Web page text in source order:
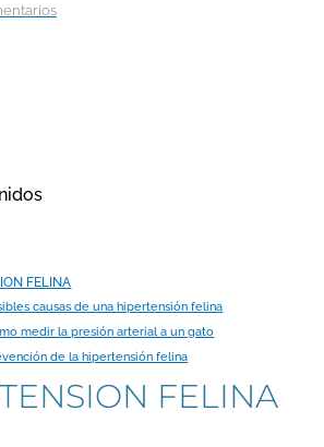
FELINA
causas de una hipertensión felina
medir la presión arterial a un gato
de la hipertensión felina
FELINA